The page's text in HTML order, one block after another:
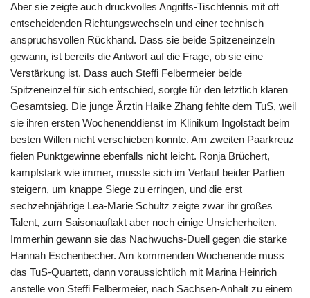
Aber sie zeigte auch druckvolles Angriffs-Tischtennis mit oft
entscheidenden Richtungswechseln und einer technisch
anspruchsvollen Rückhand. Dass sie beide Spitzeneinzeln
gewann, ist bereits die Antwort auf die Frage, ob sie eine
Verstärkung ist. Dass auch Steffi Felbermeier beide
Spitzeneinzel für sich entschied, sorgte für den letztlich klaren
Gesamtsieg. Die junge Ärztin Haike Zhang fehlte dem TuS, weil
sie ihren ersten Wochenenddienst im Klinikum Ingolstadt beim
besten Willen nicht verschieben konnte. Am zweiten Paarkreuz
fielen Punktgewinne ebenfalls nicht leicht. Ronja Brüchert,
kampfstark wie immer, musste sich im Verlauf beider Partien
steigern, um knappe Siege zu erringen, und die erst
sechzehnjährige Lea-Marie Schultz zeigte zwar ihr großes
Talent, zum Saisonauftakt aber noch einige Unsicherheiten.
Immerhin gewann sie das Nachwuchs-Duell gegen die starke
Hannah Eschenbecher. Am kommenden Wochenende muss
das TuS-Quartett, dann voraussichtlich mit Marina Heinrich
anstelle von Steffi Felbermeier, nach Sachsen-Anhalt zu einem